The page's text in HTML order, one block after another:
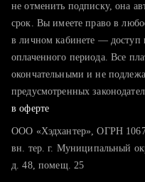
не отменить подписку, она
срок. Вы имеете право в
в личном кабинете — доступ
оплаченного периода. Все
окончательными и не
предусмотренных
в оферте
ООО «Хэдхантер», ОГРН
вн. тер. г. Муниципальный
д. 48, помещ. 25